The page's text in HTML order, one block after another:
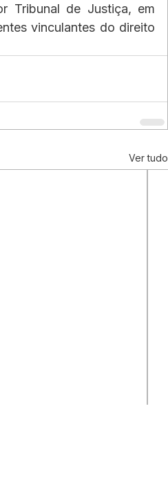
Tribunal de Justiça, em
vinculantes do direito
Ver tudo